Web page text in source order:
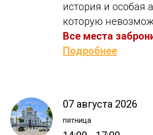
история и особая
которую
Все места
Подробнее
07 августа 2026
пятница